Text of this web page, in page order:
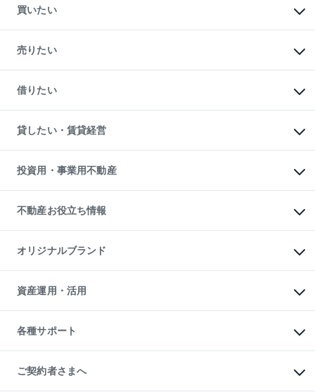
買いたい
新築・分譲マンションの購入
中古マンションの購入
一戸建ての購入
中古一戸建ての購入
不動産購入の流れ
注目キーワード物件特集
購入ガイド
English 繁体中文簡体中文
売りたい
一戸建ての売却・査定
土地の売却・査定
スピードAI査定
不動産査定について
不動産売却の流れ
不動産買換えの流れ
売却ガイド
借りたい
オフィス・店舗の賃貸
借りるときの流れ
借りるガイド
貸したい・賃貸経営
マンション賃料データ
賃貸管理プラン
リロケーションについて
貸すガイド
投資用・事業用不動産
事業用不動産
マンション投資
投資用マンション
アパート経営
収益物件
ビル購入（ビル一棟）
投資用不動産の売却査定
事業用不動産の売却査定
不動産お役立ち情報
マンションライブラリー
人気マンションランキング
暮らしに役立つ不動産メディア
不動産相場・不動産価格情報
不動産コラム・ニュース
不動産用語集
不動産なんでもネット相談室
住まいの税金
オリジナルブランド
一棟リノベーションマンション
L`GENTE（ルジェンテ）
区分リノベーションマンション
投資用一棟レジデンスWELL
不動産小口投資
LEGACIA（レガシア）
資産運用・活用
不動産M&A
アセットマネジメント・出資
各種サポート
相続サポート
リフォームサポート
ご契約者さまへ